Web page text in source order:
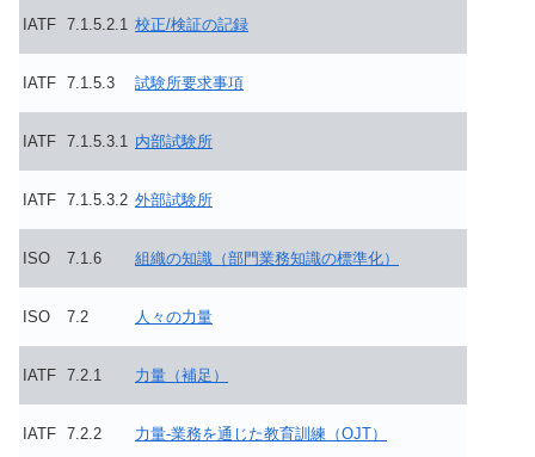
IATF 7.1.5.2.1 校正/検証の記録
IATF 7.1.5.3 試験所要求事項
IATF 7.1.5.3.1 内部試験所
IATF 7.1.5.3.2 外部試験所
ISO 7.1.6 組織の知識（部門業務知識の標準化）
ISO 7.2 人々の力量
IATF 7.2.1 力量（補足）
IATF 7.2.2 力量-業務を通じた教育訓練（OJT）